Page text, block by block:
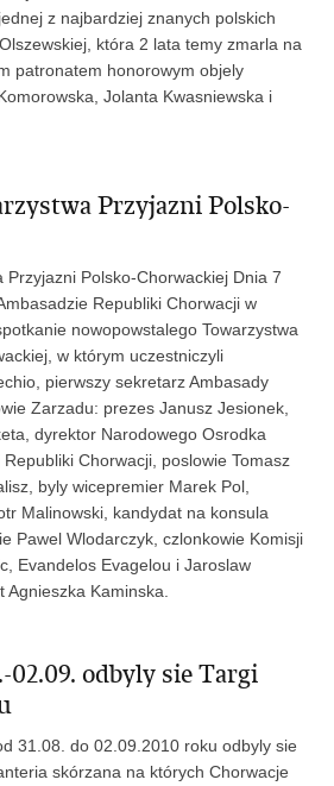
z najbardziej znanych polskich
która 2 lata temy zmarla na
patronatem honorowym objely
Jolanta Kwasniewska i
Przyjazni Polsko-
Przyjazni Polsko-Chorwackiej Dnia 7
Republiki Chorwacji w
nowopowstalego Towarzystwa
w którym uczestniczyli
pierwszy sekretarz Ambasady
Zarzadu: prezes Janusz Jesionek,
dyrektor Narodowego Osrodka
Chorwacji, poslowie Tomasz
byly wicepremier Marek Pol,
Malinowski, kandydat na konsula
Pawel Wlodarczyk, czlonkowie Komisji
Evandelos Evagelou i Jaroslaw
Kaminska.
02.09. odbyly sie Targi
31.08. do 02.09.2010 roku odbyly sie
skórzana na których Chorwacje